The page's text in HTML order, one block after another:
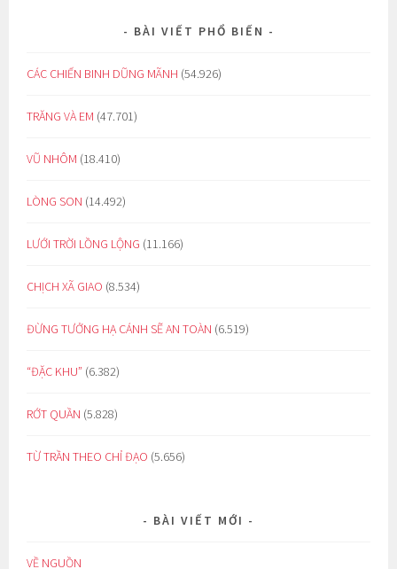
BÀI VIẾT PHỔ BIẾN
CÁC CHIẾN BINH DŨNG MÃNH (54.926)
TRĂNG VÀ EM (47.701)
VŨ NHÔM (18.410)
LÒNG SON (14.492)
LƯỚI TRỜI LỒNG LỘNG (11.166)
CHỊCH XÃ GIAO (8.534)
ĐỪNG TƯỞNG HẠ CÁNH SẼ AN TOÀN (6.519)
“ĐẶC KHU” (6.382)
RỚT QUẦN (5.828)
TỪ TRẦN THEO CHỈ ĐẠO (5.656)
BÀI VIẾT MỚI
VỀ NGUỒN